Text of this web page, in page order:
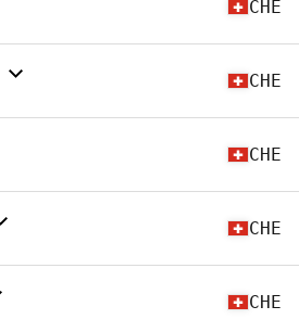
CHE
CHE
CHE
CHE
CHE